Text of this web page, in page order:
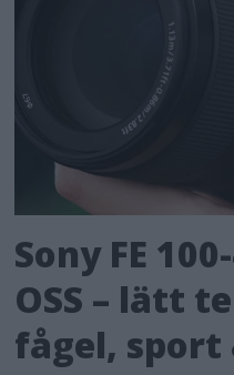
Sony FE
OSS – lätt
fågel,